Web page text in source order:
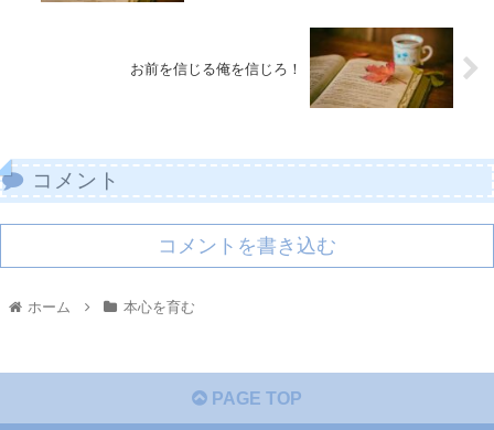
お前を信じる俺を信じろ！
コメント
コメントを書き込む
ホーム 本心を育む
PAGE TOP